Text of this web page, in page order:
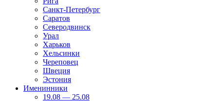
Санкт-Петербург
Саратов
Северодвинск
Урал
Харьков
Хельсинки
Череповец
Швеция
Эстония
Именинники
19.08 — 25.08